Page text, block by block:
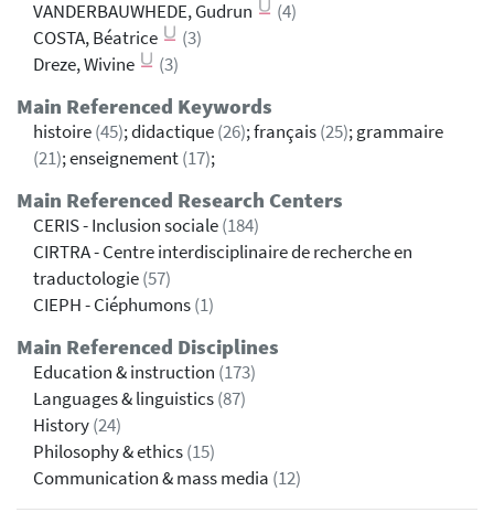
VANDERBAUWHEDE, Gudrun
(4)
COSTA, Béatrice
(3)
Dreze, Wivine
(3)
Main Referenced Keywords
histoire(45); didactique(26); français(25); grammaire
(21); enseignement(17);
Main Referenced Research Centers
CERIS - Inclusion sociale(184)
CIRTRA - Centre interdisciplinaire de recherche en
traductologie(57)
CIEPH - Ciéphumons(1)
Main Referenced Disciplines
Education & instruction (173)
Languages & linguistics(87)
History(24)
Philosophy & ethics(15)
Communication & mass media (12)